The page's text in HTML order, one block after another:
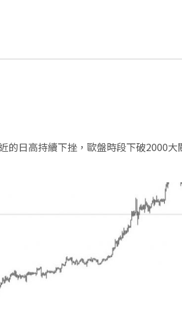
的日高持續下挫，歐盤時段下破2000大